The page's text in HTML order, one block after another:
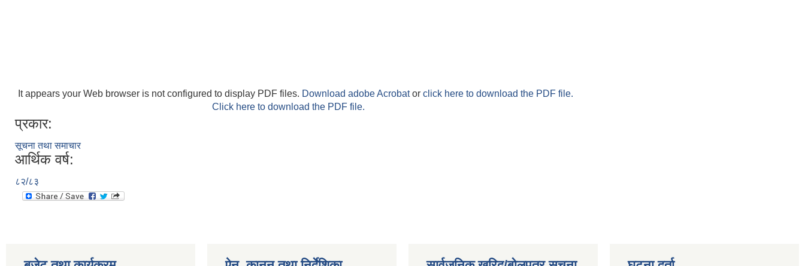
It appears your Web browser is not configured to display PDF files. Download adobe Acrobator click here to download the PDF file.
Click here to download the PDF file.
प्रकार:
सूचना तथा समाचार
आर्थिक वर्ष:
८२/८३